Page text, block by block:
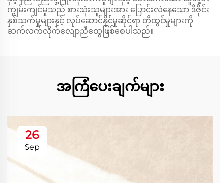
ကျွမ်းကျင်မှုသည် စားသုံးသူများအား ပြောင်းလဲနေသော ဒီဇိုင်း
နှစ်သက်မှုများနှင့် လုပ်ဆောင်နိုင်မှုဆိုင်ရာ တီထွင်မှုများကို
ဆက်လက်လိုက်လျောညီထွေဖြစ်စေပါသည်။
အကြံပေးချက်များ
26
Sep